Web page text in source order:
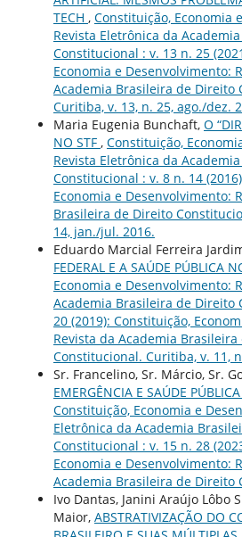
TECH , Constituição, Economia
Revista Eletrônica da
Constitucional : v. 13 n. 25
Economia e Desenvolvimento:
Academia Brasileira de Direito
Curitiba, v. 13, n. 25, ago./dez.
Maria Eugenia Bunchaft, O
NO STF , Constituição,
Revista Eletrônica da
Constitucional : v. 8 n. 14
Economia e Desenvolvimento:
Brasileira de Direito
14, jan./jul. 2016.
Eduardo Marcial Ferreira
FEDERAL E A SAÚDE PÚBLICA
Economia e Desenvolvimento:
Academia Brasileira de Direito
20 (2019): Constituição,
Revista da Academia
Constitucional. Curitiba, v. 11,
Sr. Francelino, Sr. Márcio, Sr.
EMERGÊNCIA E SAÚDE
Constituição, Economia e
Eletrônica da Academia
Constitucional : v. 15 n. 28
Economia e Desenvolvimento:
Academia Brasileira de Direito
Ivo Dantas, Janini Araújo Lôbo
Maior, ABSTRATIVIZAÇÃO DO